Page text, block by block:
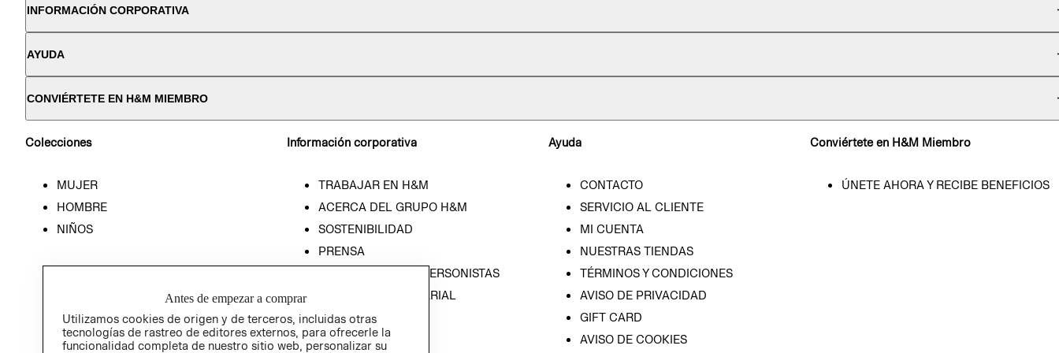
INFORMACIÓN CORPORATIVA
AYUDA
CONVIÉRTETE EN H&M MIEMBRO
Colecciones
MUJER
HOMBRE
NIÑOS
Información corporativa
TRABAJAR EN H&M
ACERCA DEL GRUPO H&M
SOSTENIBILIDAD
PRENSA
RELACIÓN CON INVERSONISTAS
POLÍTICA EMPRESARIAL
Ayuda
CONTACTO
SERVICIO AL CLIENTE
MI CUENTA
NUESTRAS TIENDAS
TÉRMINOS Y CONDICIONES
AVISO DE PRIVACIDAD
GIFT CARD
AVISO DE COOKIES
Conviértete en H&M Miembro
ÚNETE AHORA Y RECIBE BENEFICIOS
Antes de empezar a comprar
Utilizamos cookies de origen y de terceros, incluidas otras
tecnologías de rastreo de editores externos, para ofrecerle la
funcionalidad completa de nuestro sitio web, personalizar su